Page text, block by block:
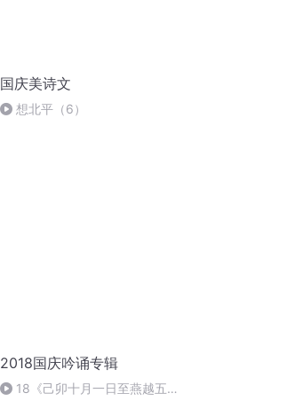
国庆美诗文
想北平（6）
2018国庆吟诵专辑
18《己卯十月一日至燕越五